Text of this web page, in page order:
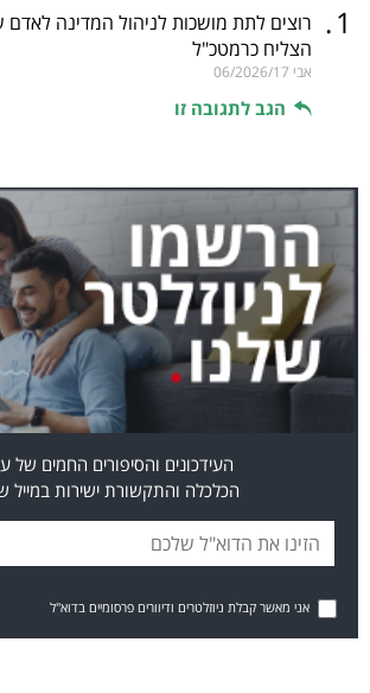
1
. רוצים לתת מושכות לניהול המדינה
הצליח כרמטכ"ל
אבי 06/2026/17
הגב לתגובה זו
העידכונים והסיפורים החמים של
הכלכלה והתקשורת ישירות במייל
אני מאשר קבלת ניוזלטרים ודיוורים פרסומיים בדוא"ל